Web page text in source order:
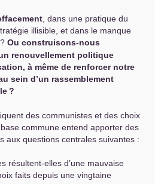
, dans une pratique du
illisible, et dans le manque
? Ou construisons-nous
renouvellement politique
à même de renforcer notre
sein d’un rassemblement
?
des communistes et des choix
commune entend apporter des
aux questions centrales suivantes :
résultent-elles d’une mauvaise
faits depuis une vingtaine